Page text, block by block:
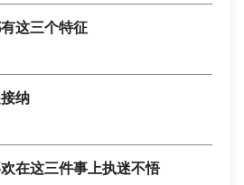
这三个特征
纳
在这三件事上执迷不悟